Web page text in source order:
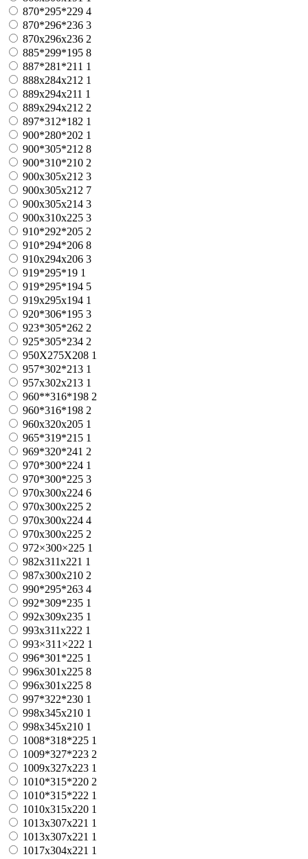
870*295*229 4
870*296*236 3
870х296х236 2
885*299*195 8
887*281*211 1
888x284x212 1
889x294x211 1
889х294х212 2
897*312*182 1
900*280*202 1
900*305*212 8
900*310*210 2
900x305x212 3
900х305х212 7
900х305х214 3
900х310х225 3
910*292*205 2
910*294*206 8
910x294x206 3
919*295*19 1
919*295*194 5
919х295х194 1
920*306*195 3
923*305*262 2
925*305*234 2
950X275X208 1
957*302*213 1
957x302x213 1
960**316*198 2
960*316*198 2
960x320x205 1
965*319*215 1
969*320*241 2
970*300*224 1
970*300*225 3
970x300x224 6
970x300x225 2
970х300х224 4
970х300х225 2
972×300×225 1
982x311x221 1
987x300x210 2
990*295*263 4
992*309*235 1
992х309х235 1
993x311x222 1
993×311×222 1
996*301*225 1
996x301x225 8
996х301х225 8
997*322*230 1
998x345x210 1
998х345х210 1
1008*318*225 1
1009*327*223 2
1009х327х223 1
1010*315*220 2
1010*315*222 1
1010x315x220 1
1013x307x221 1
1013х307х221 1
1017x304x221 1